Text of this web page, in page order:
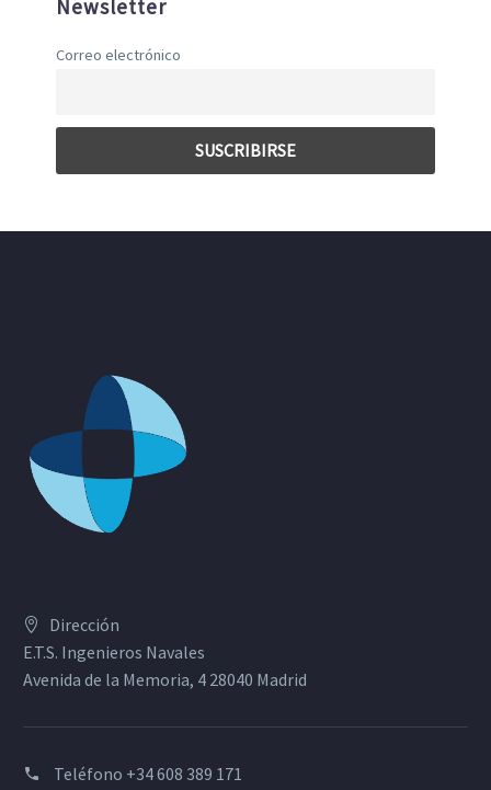
Newsletter
Correo electrónico
Dirección
E.T.S. Ingenieros Navales
Avenida de la Memoria, 4 28040 Madrid
Teléfono +34 608 389 171